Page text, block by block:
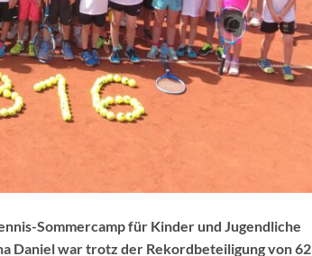
Sommercamp für Kinder und Jugendliche
Daniel war trotz der Rekordbeteiligung von 62